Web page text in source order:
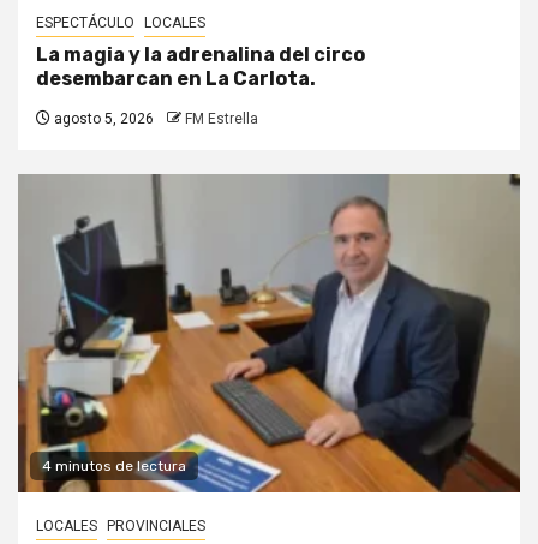
ESPECTÁCULO LOCALES
La magia y la adrenalina del circo
desembarcan en La Carlota.
agosto 5, 2026 FM Estrella
4 minutos de lectura
LOCALES PROVINCIALES